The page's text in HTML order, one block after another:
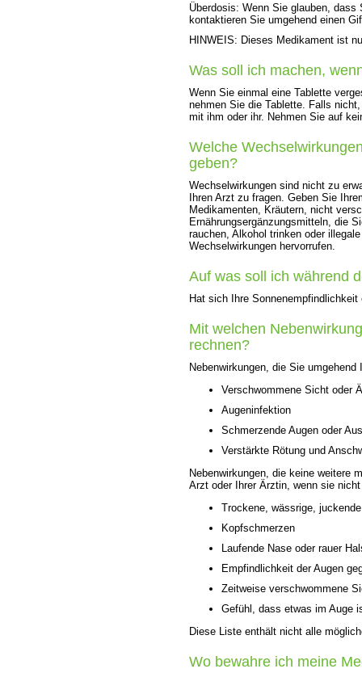
Überdosis: Wenn Sie glauben,
kontaktieren Sie umgehend einen
HINWEIS: Dieses Medikament ist
Was soll ich machen,
Wenn Sie einmal eine Tablette
nehmen Sie die Tablette. Falls
mit ihm oder ihr. Nehmen Sie auf
Welche
geben?
Wechselwirkungen sind nicht zu
Ihren Arzt zu fragen. Geben Sie
Medikamenten, Kräutern, nicht
Ernährungsergänzungsmitteln, die
rauchen, Alkohol trinken oder
Wechselwirkungen hervorrufen.
Auf was soll ich während
Hat sich Ihre
Mit welchen
rechnen?
Nebenwirkungen, die Sie
Verschwommene Sicht oder
Augeninfektion
Schmerzende Augen oder
Verstärkte Rötung und
Nebenwirkungen, die keine weitere
Arzt oder Ihrer Ärztin, wenn sie
Trockene, wässrige,
Kopfschmerzen
Laufende Nase oder rauer
Empfindlichkeit der Augen
Zeitweise verschwommene
Gefühl, dass etwas im Auge
Diese Liste enthält nicht alle
Wo bewahre ich meine